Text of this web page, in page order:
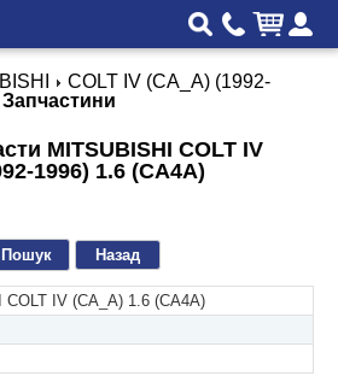
COLT IV (CA_A) (1992-
Запчастини
MITSUBISHI COLT IV
1996) 1.6 (CA4A)
Назад
COLT IV (CA_A) 1.6 (CA4A)